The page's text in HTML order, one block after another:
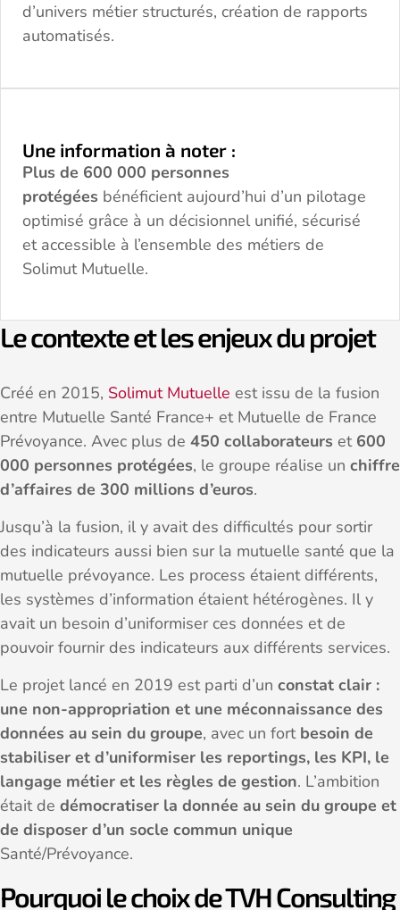
d’univers métier structurés, création de rapports
automatisés.
Une information à noter :
Plus de 600 000 personnes
protégées bénéficient aujourd’hui d’un pilotage
optimisé grâce à un décisionnel unifié, sécurisé
et accessible à l’ensemble des métiers de
Solimut Mutuelle.
Le contexte et les enjeux du projet
Créé en 2015, Solimut Mutuelle est issu de la fusion
entre Mutuelle Santé France+ et Mutuelle de France
Prévoyance. Avec plus de 450 collaborateurs et600
000 personnes protégées, le groupe réalise un chiffre
d’affaires de 300 millions d’euros.
Jusqu’à la fusion, il y avait des difficultés pour sortir
des indicateurs aussi bien sur la mutuelle santé que la
mutuelle prévoyance. Les process étaient différents,
les systèmes d’information étaient hétérogènes. Il y
avait un besoin d’uniformiser ces données et de
pouvoir fournir des indicateurs aux différents services.
Le projet lancé en 2019 est parti d’un constat clair :
une non-appropriation et une méconnaissance des
données au sein du groupe, avec un fort besoin de
stabiliser et d’uniformiser les reportings, les KPI, le
langage métier et les règles de gestion. L’ambition
était de démocratiser la donnée au sein du groupe et
de disposer d’un socle commun unique
Santé/Prévoyance.
Pourquoi le choix de TVH Consulting